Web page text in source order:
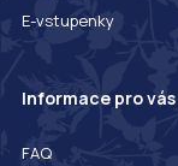
E-vstupenky
Informace pro vás
FAQ